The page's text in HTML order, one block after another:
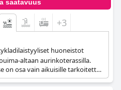
saatavuus
+3
huoneistot
altaan aurinkoterassilla.
on osa vain aikuisille tarkoitettua